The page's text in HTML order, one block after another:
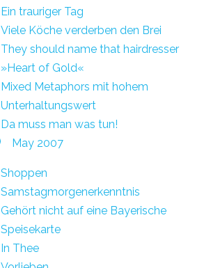
Ein trauriger Tag
Viele Köche verderben den Brei
They should name that hairdresser
»Heart of Gold«
Mixed Metaphors mit hohem
Unterhaltungswert
Da muss man was tun!
May 2007
Shoppen
Samstagmorgenerkenntnis
Gehört nicht auf eine Bayerische
Speisekarte
In Thee